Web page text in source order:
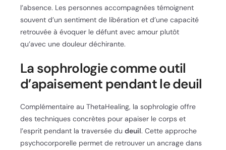
l’absence. Les personnes accompagnées témoignent
souvent d’un sentiment de libération et d’une capacité
retrouvée à évoquer le défunt avec amour plutôt
qu’avec une douleur déchirante.
La sophrologie comme outil
d’apaisement pendant le deuil
Complémentaire au ThetaHealing, la sophrologie offre
des techniques concrètes pour apaiser le corps et
l’esprit pendant la traversée du deuil. Cette approche
psychocorporelle permet de retrouver un ancrage dans